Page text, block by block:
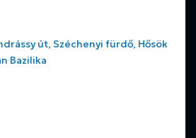
út, Széchenyi fürdő, Hősök
Bazilika